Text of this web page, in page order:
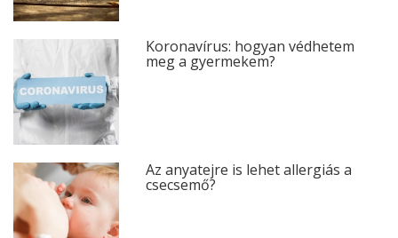
Koronavírus: hogyan védhetem
meg a gyermekem?
Az anyatejre is lehet allergiás a
csecsemő?